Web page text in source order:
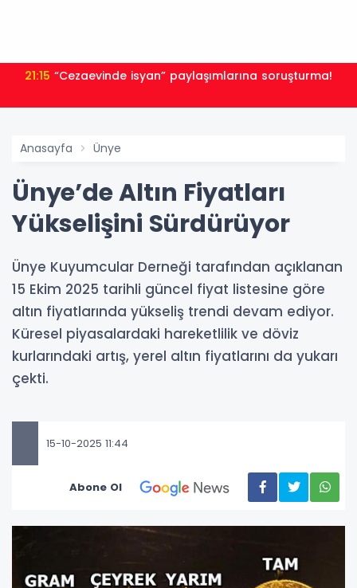
21:15 “Cezaevinde isyan” paylaşımlarına soruşturma!
Anasayfa Ünye
Ünye’de Altın Fiyatları
Yükselişini Sürdürüyor
Ünye Kuyumcular Derneği tarafından açıklanan
15 Ekim 2025 tarihli güncel fiyat listesine göre
altın fiyatlarında yükseliş trendi devam ediyor.
Küresel piyasalardaki hareketlilik ve döviz
kurlarındaki artış, yerel altın fiyatlarını da yukarı
çekti.
15-10-2025 11:44
Abone Ol